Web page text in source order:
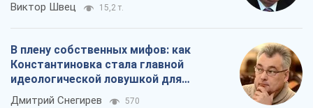
Виктор Швец 15,2 т.
В плену собственных мифов: как
Константиновка стала главной
идеологической ловушкой для
российских оккупантов
Дмитрий Снегирев 570